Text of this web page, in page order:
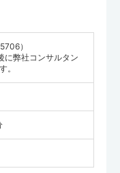
）
に弊社コンサルタン
。